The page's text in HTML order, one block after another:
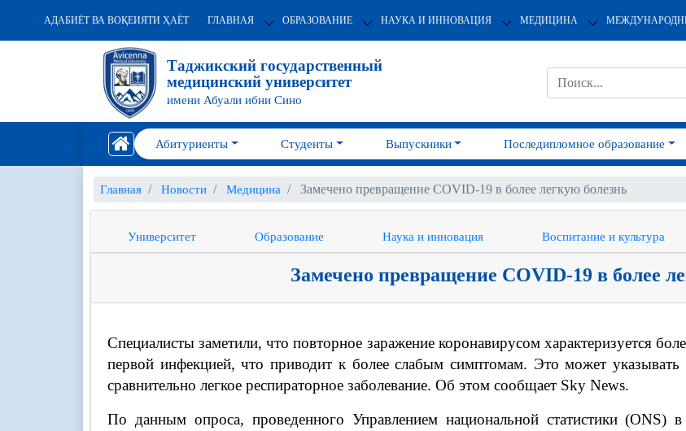
АДАБИЁТ ВА ВОҚЕИЯТИ ҲАЁТ ГЛАВНАЯ ОБРАЗОВАНИЕ НАУКА И ИННОВАЦИЯ МЕДИЦИНА
Таджикский государственный
медицинский университет
имени Абуали ибни Сино
Абитуриенты Студенты Выпускники Последипломное образование
Главная Новости Медицина Замечено превращение COVID-19 в более легкую болезнь
Университет Образование Наука и инновация Воспитание и культура
Замечено превращение COVID-19 в более
Специалисты заметили, что повторное заражение коронавирусом характеризуется
первой инфекцией, что приводит к более слабым симптомам. Это может
сравнительно легкое респираторное заболевание. Об этом сообщает Sky News.
По данным опроса, проведенного Управлением национальной статистики (ONS)